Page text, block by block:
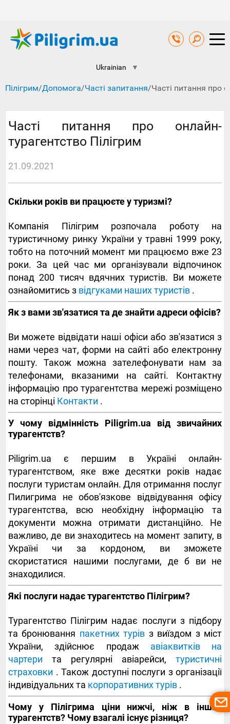
Ukrainian ▼
Пілігрим/Допомога/Часті запитання/Часті питання про
Часті питання про онлайн-
турагентство Пілігрим
21.09.2021
Скільки років ви працюєте у туризмі?
Компанія Пілігрим розпочала роботу на
туристичному ринку України у травні 1999 року,
тобто на поточний момент ми працюємо вже 23
роки. За цей час ми організували відпочинок
понад 200 тисяч вдячних туристів. Ви можете
ознайомитись з відгуками наших туристів .
Як з вами зв'язатися та де знайти адреси офісів?
Ви можете відвідати наші офіси або зв'язатися з
нами через чат, форми на сайті або електронну
пошту. Також можна зателефонувати нам за
телефонами, вказаними на сайті. Контактну
інформацію про турагентства мережі розміщено
на сторінці Контакти .
У чому відмінність Piligrim.ua від звичайних
турагентств?
Piligrim.ua є першим в Україні онлайн-
турагентством, яке вже десятки років надає
послуги туристам онлайн. Для отримання послуг
Пилигрима не обов'язкове відвідування офісу
турагентства, всю необхідну інформацію та
документи можна отримати дистанційно. Не
важливо, де ви знаходитесь на момент запиту, в
Україні чи за кордоном, ви зможете
скористатися нашими послугами, де б ви не
знаходилися.
Які послуги надає турагентство Пілігрим?
Турагентство Пілігрим надає послуги з підбору
та бронювання пакетних турів з виїздом з міст
України, здійснює продаж авіаквитків на
чартери та регулярні авіарейси, туристичні
страховки . Також доступні послуги з організації
індивідуальних та корпоративних турів .
Чому у Пілігрима ціни нижчі, ніж в інших
турагентств? Чому взагалі існує різниця?